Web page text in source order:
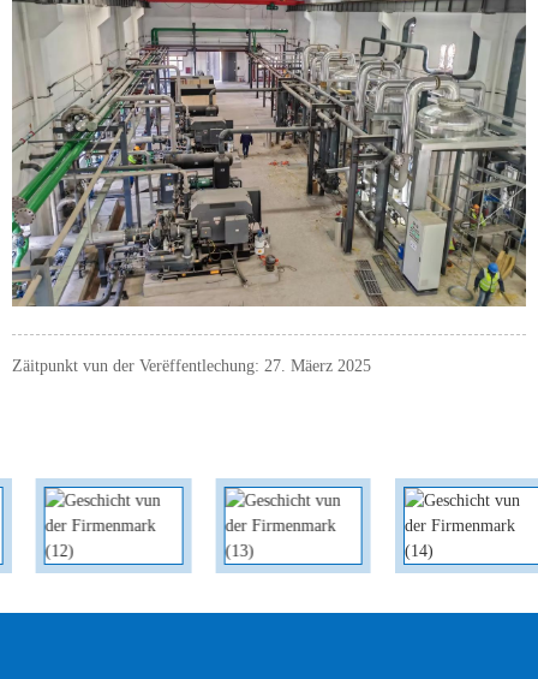
Zäitpunkt vun der Verëffentlechung: 27. Mäerz 2025